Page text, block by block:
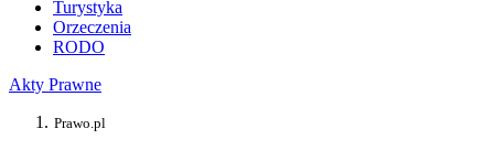
Turystyka
Orzeczenia
RODO
Akty Prawne
Prawo.pl